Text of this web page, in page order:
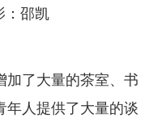
：邵凯
加了大量的茶室、书
年人提供了大量的谈